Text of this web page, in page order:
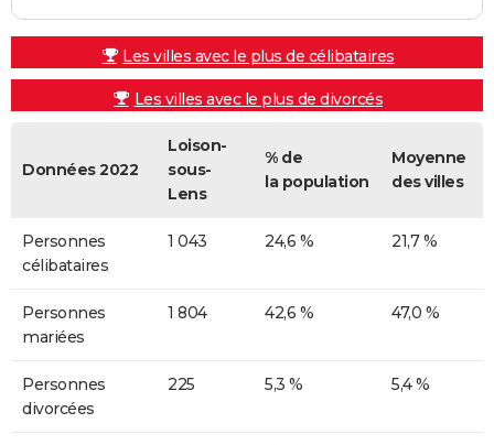
Les villes avec le plus de célibataires
Les villes avec le plus de divorcés
Données 2022
Loison-
sous-
Lens
% de
la population
Moyenne
des villes
Personnes
célibataires
1 043 24,6 % 21,7 %
Personnes
mariées
1 804 42,6 % 47,0 %
Personnes
divorcées
225 5,3 % 5,4 %